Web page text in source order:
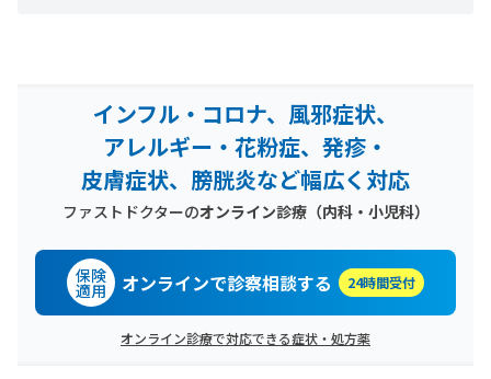
インフル・コロナ、風邪症状、
アレルギー・花粉症、発疹・
皮膚症状、膀胱炎など幅広く対応
ファストドクターのオンライン診療（内科・小児科）
保険
適用 オンラインで診察相談する 24時間受付
オンライン診療で対応できる症状・処方薬